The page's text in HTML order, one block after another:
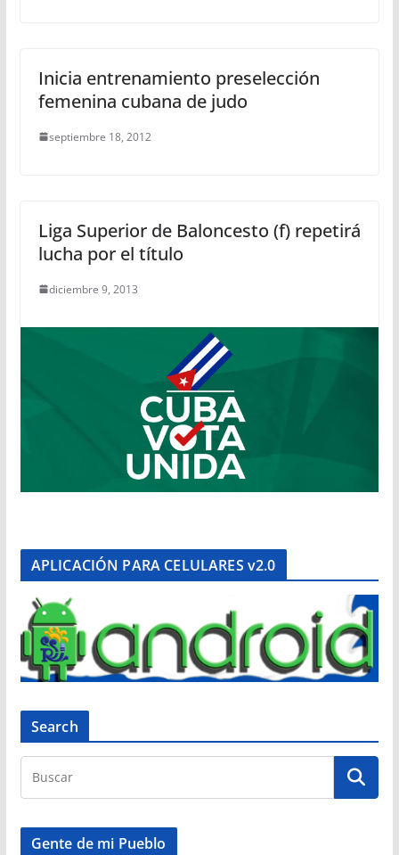
Inicia entrenamiento preselección
femenina cubana de judo
septiembre 18, 2012
Liga Superior de Baloncesto (f) repetirá
lucha por el título
diciembre 9, 2013
APLICACIÓN PARA CELULARES v2.0
Search
Gente de mi Pueblo